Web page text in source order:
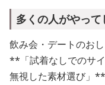
多くの人がやっ
飲み会・デートのお
**「試着なしでのサイ
無視した素材選び」**